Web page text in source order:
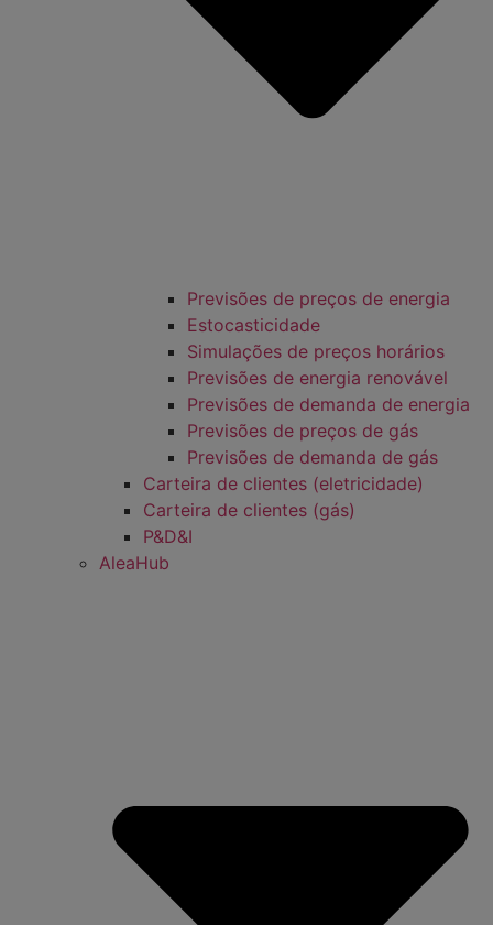
Previsões de preços de energia
Estocasticidade
Simulações de preços horários
Previsões de energia renovável
Previsões de demanda de energia
Previsões de preços de gás
Previsões de demanda de gás
Carteira de clientes (eletricidade)
Carteira de clientes (gás)
P&D&I
AleaHub